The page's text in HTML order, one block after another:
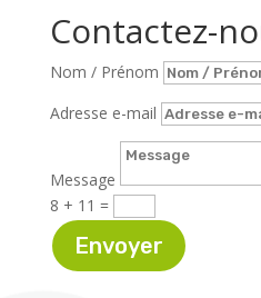
Contactez-
Nom / Prénom
Adresse e-mail
Message
8 + 11 =
Envoyer